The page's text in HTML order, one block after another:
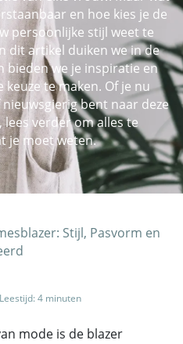
en hoe kies je de
persoonlijke stijl weet te
dit artikel duiken we in de
bieden we je inspiratie en
te maken. Of je nu
bent naar deze
lees verder om alles te
je moet weten.
Stijl, Pasvorm en
Leestijd: 4 minuten
mode is de blazer